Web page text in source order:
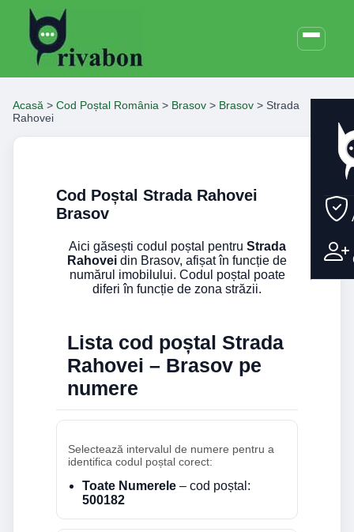
Acasă > Cod Poștal România > Brasov > Brasov > Strada
Rahovei
Cod Poștal Strada Rahovei
Brasov
Aici găsești codul poștal pentru Strada
Rahovei din Brasov, afișat în funcție de
numărul imobilului. Codul poștal poate
diferi în funcție de zona străzii.
Lista cod poștal Strada
Rahovei – Brasov pe
numere
Selectează intervalul de numere pentru a
identifica codul poștal corect:
Toate Numerele – cod poștal:
500182